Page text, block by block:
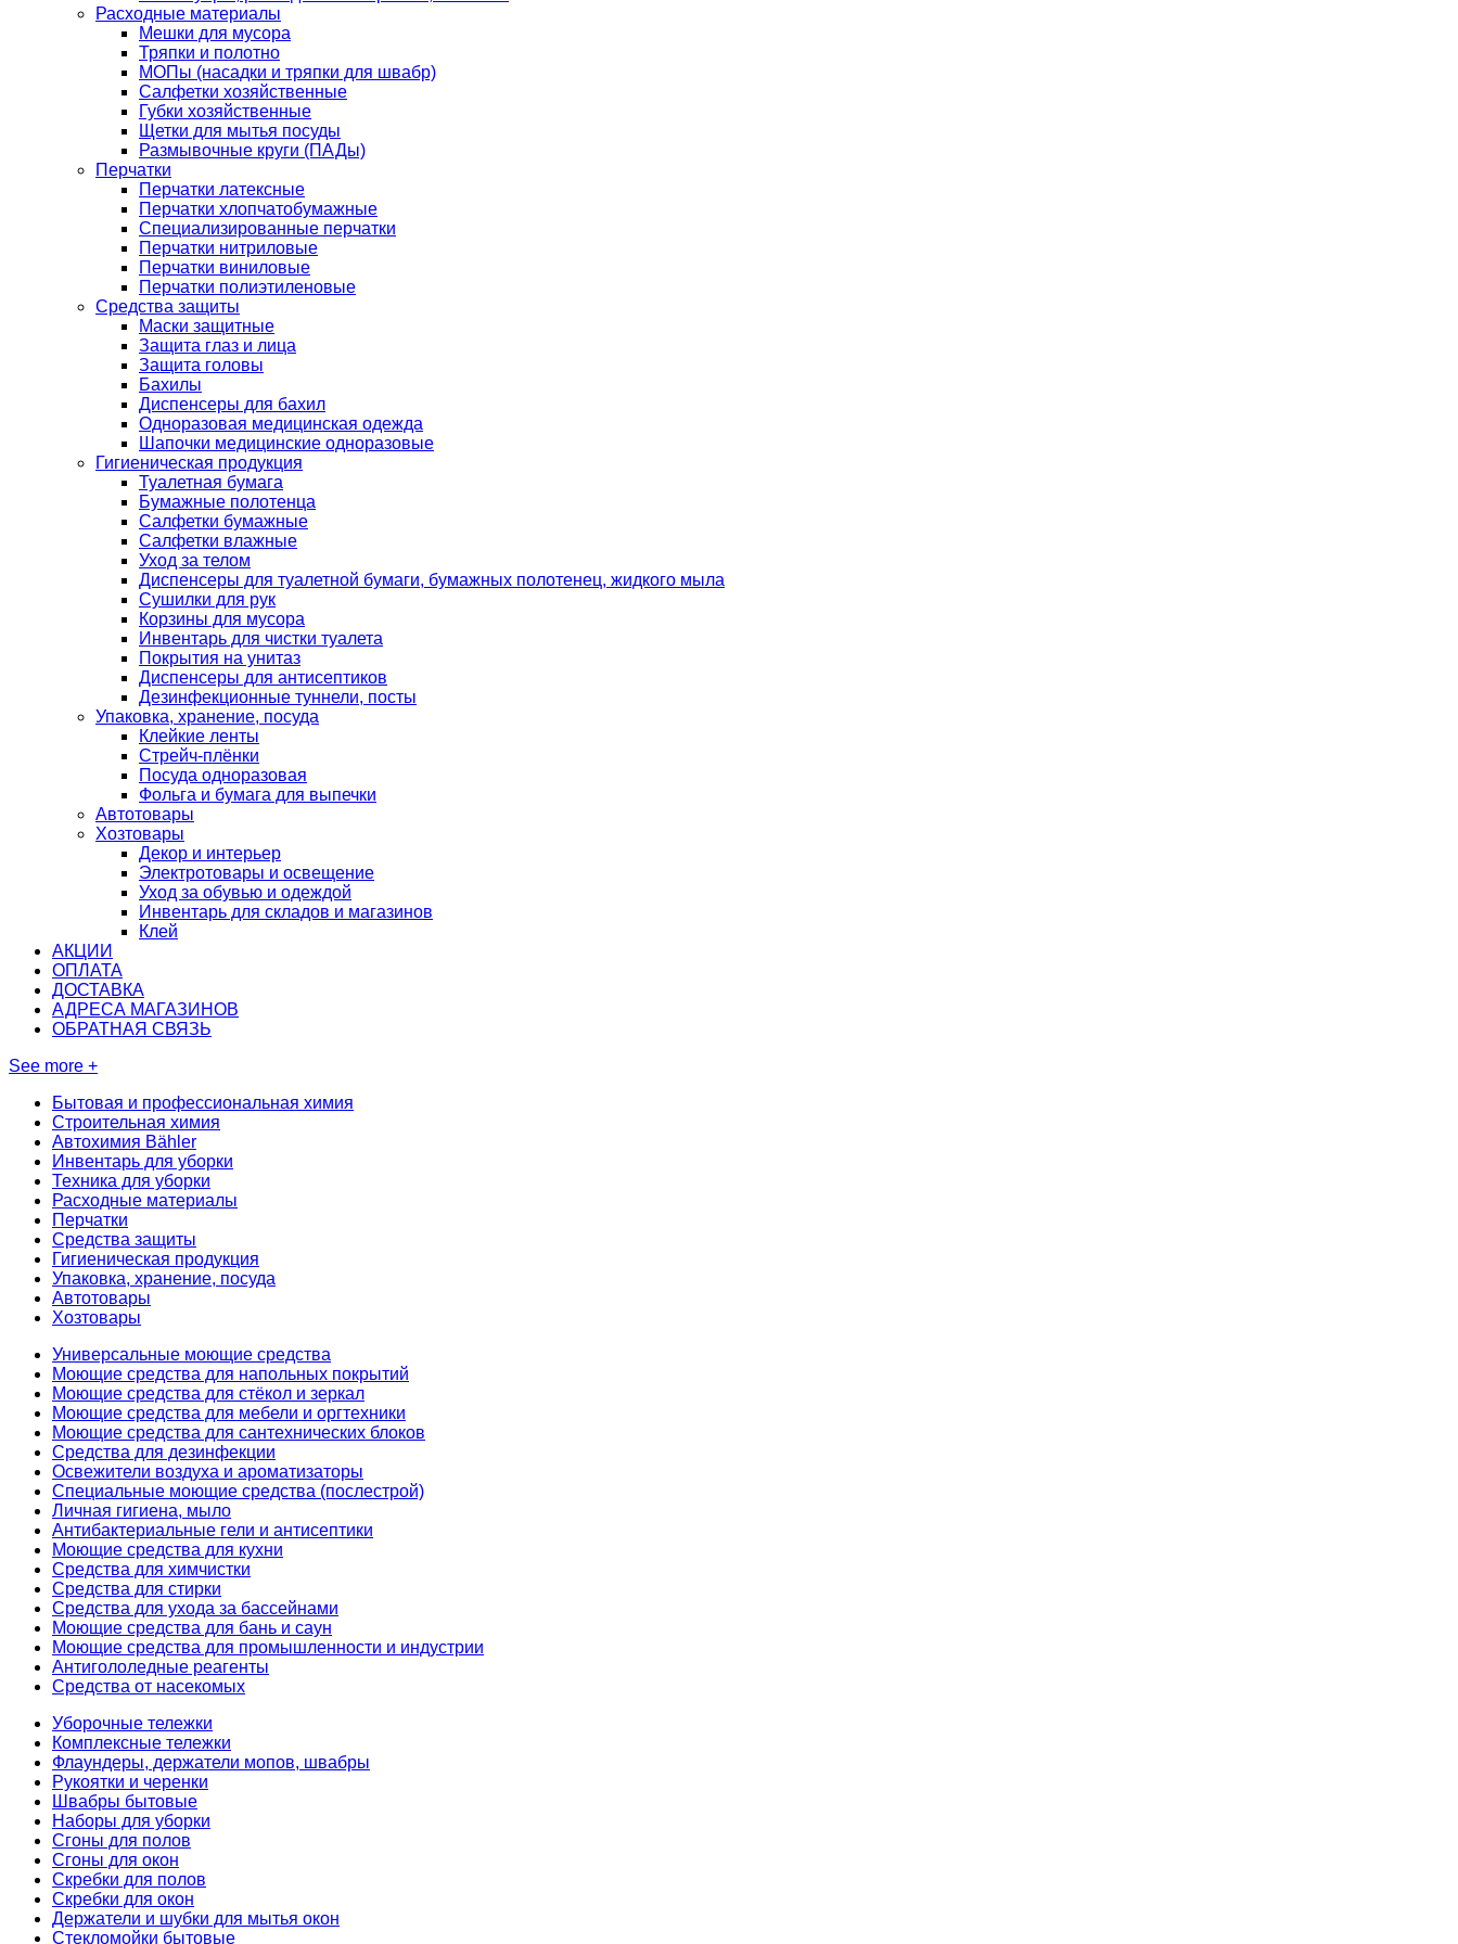
Расходные материалы
Мешки для мусора
Тряпки и полотно
МОПы (насадки и тряпки для швабр)
Салфетки хозяйственные
Губки хозяйственные
Щетки для мытья посуды
Размывочные круги (ПАДы)
Перчатки
Перчатки латексные
Перчатки хлопчатобумажные
Специализированные перчатки
Перчатки нитриловые
Перчатки виниловые
Перчатки полиэтиленовые
Средства защиты
Маски защитные
Защита глаз и лица
Защита головы
Бахилы
Диспенсеры для бахил
Одноразовая медицинская одежда
Шапочки медицинские одноразовые
Гигиеническая продукция
Туалетная бумага
Бумажные полотенца
Салфетки бумажные
Салфетки влажные
Уход за телом
Диспенсеры для туалетной бумаги, бумажных полотенец, жидкого мыла
Сушилки для рук
Корзины для мусора
Инвентарь для чистки туалета
Покрытия на унитаз
Диспенсеры для антисептиков
Дезинфекционные туннели, посты
Упаковка, хранение, посуда
Клейкие ленты
Стрейч-плёнки
Посуда одноразовая
Фольга и бумага для выпечки
Автотовары
Хозтовары
Декор и интерьер
Электротовары и освещение
Уход за обувью и одеждой
Инвентарь для складов и магазинов
Клей
АКЦИИ
ОПЛАТА
ДОСТАВКА
АДРЕСА МАГАЗИНОВ
ОБРАТНАЯ СВЯЗЬ
See more +
Бытовая и профессиональная химия
Строительная химия
Автохимия Bähler
Инвентарь для уборки
Техника для уборки
Расходные материалы
Перчатки
Средства защиты
Гигиеническая продукция
Упаковка, хранение, посуда
Автотовары
Хозтовары
Универсальные моющие средства
Моющие средства для напольных покрытий
Моющие средства для стёкол и зеркал
Моющие средства для мебели и оргтехники
Моющие средства для сантехнических блоков
Средства для дезинфекции
Освежители воздуха и ароматизаторы
Специальные моющие средства (послестрой)
Личная гигиена, мыло
Антибактериальные гели и антисептики
Моющие средства для кухни
Средства для химчистки
Средства для стирки
Средства для ухода за бассейнами
Моющие средства для бань и саун
Моющие средства для промышленности и индустрии
Антигололедные реагенты
Средства от насекомых
Уборочные тележки
Комплексные тележки
Флаундеры, держатели мопов, швабры
Рукоятки и черенки
Швабры бытовые
Наборы для уборки
Сгоны для полов
Сгоны для окон
Скребки для полов
Скребки для окон
Держатели и шубки для мытья окон
Стекломойки бытовые